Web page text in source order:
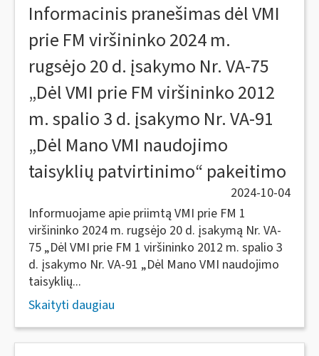
Informacinis pranešimas dėl VMI
prie FM viršininko 2024 m.
rugsėjo 20 d. įsakymo Nr. VA-75
„Dėl VMI prie FM viršininko 2012
m. spalio 3 d. įsakymo Nr. VA-91
„Dėl Mano VMI naudojimo
taisyklių patvirtinimo“ pakeitimo
2024-10-04
Informuojame apie priimtą VMI prie FM 1
viršininko 2024 m. rugsėjo 20 d. įsakymą Nr. VA-
75 „Dėl VMI prie FM 1 viršininko 2012 m. spalio 3
d. įsakymo Nr. VA-91 „Dėl Mano VMI naudojimo
taisyklių...
Skaityti daugiau